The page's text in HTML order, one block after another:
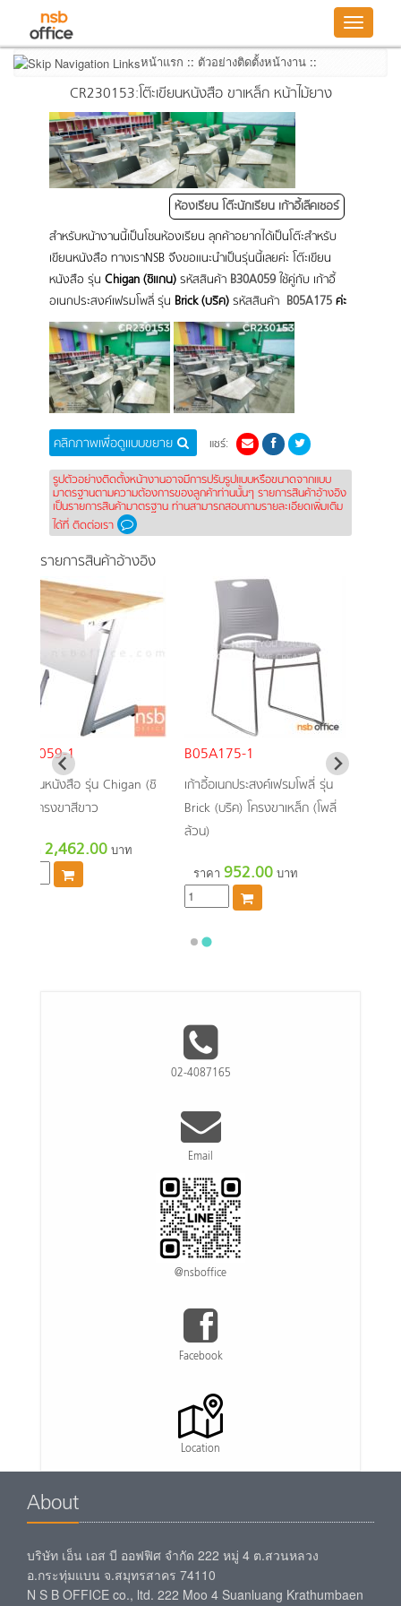
Toggle
หน้าแรก :: ตัวอย่างติดตั้งหน้างาน ::
CR230153:โต๊ะเขียนหนังสือ ขาเหล็ก หน้าไม้ยาง
ห้องเรียน โต๊ะนักเรียน เก้าอี้เล๊คเชอร์
สำหรับหน้างานนี้เป็นโซนห้องเรียน ลุกค้าอยากได้เป็นโต๊ะสำหรับ
เขียนหนังสือ ทางเราNSB จึงขอแนะนำเป็นรุ่นนี้เลยค่ะ โต๊ะเขียน
หนังสือ รุ่น Chigan (ชิแกน)รหัสสินค้า B30A059ใช้คู่กับ เก้าอี้
อเนกประสงค์เฟรมโพลี่ รุ่น Brick (บริค)รหัสสินค้า B05A175ค่ะ
คลิกภาพเพื่อดูแบบขยาย
แชร์:
รูปตัวอย่างติดตั้งหน้างานอาจมีการปรับรูปแบบหรือขนาดจากแบบ
มาตรฐานตามความต้องการของลูกค้าท่านนั้นๆ รายการสินค้าอ้างอิง
เป็นรายการสินค้ามาตรฐาน ท่านสามารถสอบถามรายละเอียดเพิ่มเติม
ได้ที่ ติดต่อเรา
รายการสินค้าอ้างอิง
B30A059-1
โต๊ะเขียนหนังสือ รุ่น Chigan (ชิ
แกน) โครงขาสีขาว
2,462.00 บาท
B05A175-1
เก้าอี้อเนกประสงค์เฟรมโพลี่ รุ่น
Brick (บริค) โครงขาเหล็ก (โพลี่
ล้วน)
ราคา 952.00 บาท
02-4087165
Email
@nsboffice
Facebook
Location
About
บริษัท เอ็น เอส บี ออฟฟิศ จำกัด 222 หมู่ 4 ต.สวนหลวง
อ.กระทุ่มแบน จ.สมุทรสาคร 74110
N S B OFFICE co., ltd. 222 Moo 4 Suanluang Krathumbaen